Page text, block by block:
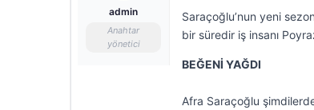
admin
Anahtar
yönetici
Saraçoğlu’nun yeni
bir süredir iş insanı
BEĞENİ YAĞDI
Afra Saraçoğlu